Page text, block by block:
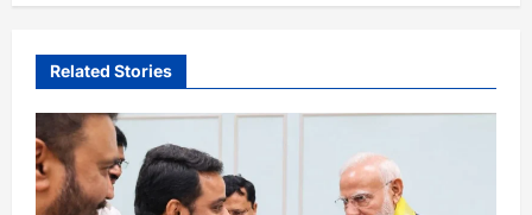
Related Stories